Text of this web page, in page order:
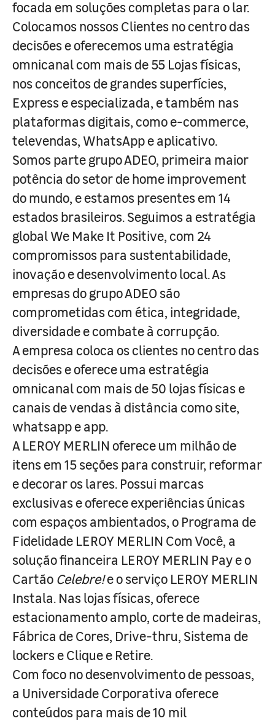
focada em soluções completas para o lar.
Colocamos nossos Clientes no centro das
decisões e oferecemos uma estratégia
omnicanal com mais de 55 Lojas físicas,
nos conceitos de grandes superfícies,
Express e especializada, e também nas
plataformas digitais, como e-commerce,
televendas, WhatsApp e aplicativo.
Somos parte grupo ADEO, primeira maior
potência do setor de home improvement
do mundo, e estamos presentes em 14
estados brasileiros. Seguimos a estratégia
global We Make It Positive, com 24
compromissos para sustentabilidade,
inovação e desenvolvimento local. As
empresas do grupo ADEO são
comprometidas com ética, integridade,
diversidade e combate à corrupção.
A empresa coloca os clientes no centro das
decisões e oferece uma estratégia
omnicanal com mais de 50 lojas físicas e
canais de vendas à distância como site,
whatsapp e app.
A LEROY MERLIN oferece um milhão de
itens em 15 seções para construir, reformar
e decorar os lares. Possui marcas
exclusivas e oferece experiências únicas
com espaços ambientados, o Programa de
Fidelidade LEROY MERLIN Com Você, a
solução financeira LEROY MERLIN Pay e o
Cartão Celebre!e o serviço LEROY MERLIN
Instala. Nas lojas físicas, oferece
estacionamento amplo, corte de madeiras,
Fábrica de Cores, Drive-thru, Sistema de
lockers e Clique e Retire.
Com foco no desenvolvimento de pessoas,
a Universidade Corporativa oferece
conteúdos para mais de 10 mil